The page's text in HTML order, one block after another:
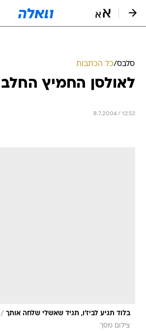
סלבס/כל הכתבות
לאולסן החמיץ החלב
8.7.2004 / 12:53
בלוד תגיע לביז'ו, תגיד שאשלי שלחה אותך /
צילום מסך